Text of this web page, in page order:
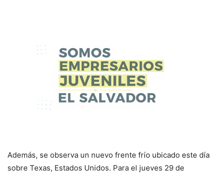
Además, se observa un nuevo frente frío ubicado este día
sobre Texas, Estados Unidos. Para el jueves 29 de